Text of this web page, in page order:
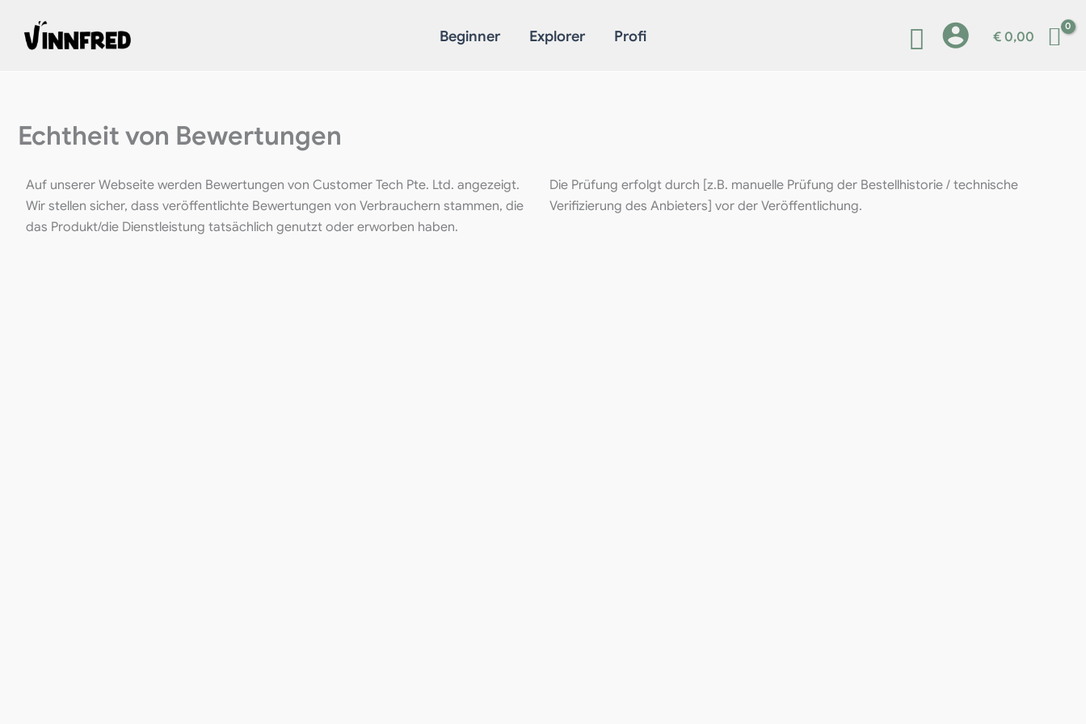
Inhalt
springen
Beginner Explorer Profi €0,00
Echtheit von Bewertungen
Auf unserer Webseite werden Bewertungen von Customer Tech Pte. Ltd. angezeigt.
Wir stellen sicher, dass veröffentlichte Bewertungen von Verbrauchern stammen, die
das Produkt/die Dienstleistung tatsächlich genutzt oder erworben haben.
Die Prüfung erfolgt durch [z.B. manuelle Prüfung der Bestellhistorie / technische
Verifizierung des Anbieters] vor der Veröffentlichung.